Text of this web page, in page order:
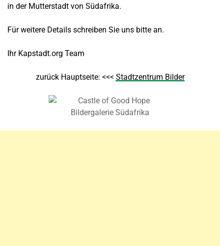
in der Mutterstadt von Südafrika.
Für weitere Details schreiben Sie uns bitte an.
Ihr Kapstadt.org Team
zurück Hauptseite: <<< Stadtzentrum Bilder